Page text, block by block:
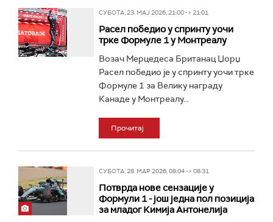
СУБОТА, 23. МАЈ 2026, 21:00 -> 21:01
Расел победио у спринту уочи
трке Формуле 1 у Монтреалу
Возач Мерцедеса Британац Џорџ
Расел победио је у спринту уочи трке
Формуле 1 за Велику награду
Канаде у Монтреалу...
Прочитај
СУБОТА, 28. МАР 2026, 08:04 -> 08:31
Потврда нове сензације у
Формули 1 - још једна пол позиција
за младог Кимија Антонелија